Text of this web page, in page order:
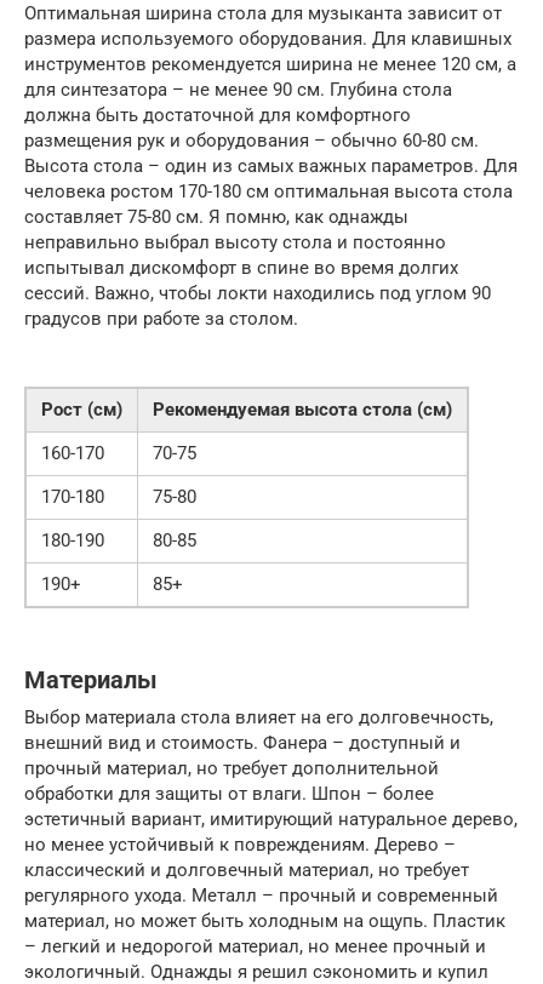
Оптимальная ширина стола для музыканта зависит от
размера используемого оборудования. Для клавишных
инструментов рекомендуется ширина не менее 120 см, а
для синтезатора – не менее 90 см. Глубина стола
должна быть достаточной для комфортного
размещения рук и оборудования – обычно 60-80 см.
Высота стола – один из самых важных параметров. Для
человека ростом 170-180 см оптимальная высота стола
составляет 75-80 см. Я помню, как однажды
неправильно выбрал высоту стола и постоянно
испытывал дискомфорт в спине во время долгих
сессий. Важно, чтобы локти находились под углом 90
градусов при работе за столом.
Рост (см)
Рекомендуемая высота стола (см)
160-170
70-75
170-180
75-80
180-190
80-85
190+
85+
Материалы
Выбор материала стола влияет на его долговечность,
внешний вид и стоимость. Фанера – доступный и
прочный материал, но требует дополнительной
обработки для защиты от влаги. Шпон – более
эстетичный вариант, имитирующий натуральное дерево,
но менее устойчивый к повреждениям. Дерево –
классический и долговечный материал, но требует
регулярного ухода. Металл – прочный и современный
материал, но может быть холодным на ощупь. Пластик
– легкий и недорогой материал, но менее прочный и
экологичный. Однажды я решил сэкономить и купил